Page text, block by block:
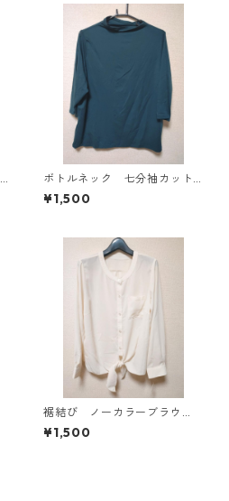
ボトルネック 七分袖カット
ソー ４Ｌ ティールグリー
ン KAE-4815
¥1,500
裾結び ノーカラーブラウ
ス ３Ｌ アイボリー KAE-
4813
¥1,500